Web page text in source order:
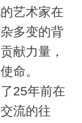
艺术家在
多变的背
献力量，
命。
25年前在
流的往